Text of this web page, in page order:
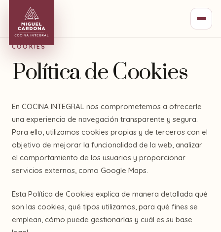
COOKIES
Política de Cookies
En COCINA INTEGRAL nos comprometemos a ofrecerle
una experiencia de navegación transparente y segura.
Para ello, utilizamos cookies propias y de terceros con el
objetivo de mejorar la funcionalidad de la web, analizar
el comportamiento de los usuarios y proporcionar
servicios externos, como Google Maps.
Esta Política de Cookies explica de manera detallada qué
son las cookies, qué tipos utilizamos, para qué fines se
emplean, cómo puede gestionarlas y cuál es su base